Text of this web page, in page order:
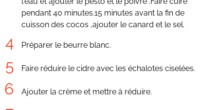
pendant 40 minutes.15 minutes avant la fin de
cuisson des cocos ,ajouter le canard et le sel.
Préparer le beurre blanc.
Faire réduire le cidre avec les échalotes ciselées.
Ajouter la crème et mettre à réduire.